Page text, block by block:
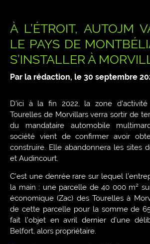
À L’ÉTROIT , AUTOJM
LE PAYS DE
S’INSTALLER À
Par la rédaction, le 30 septembre
D’ici à la fin 2022, la zone
Tourelles de Morvillars verra sortir de
du mandataire automobile
société vient de confirmer avoir
construire. Elle abandonnera les sites
et Audincourt.
C’est une denrée rare sur lequel
la main : une parcelle de 40 000 m²
économique (Zac) des Tourelles à
de cette parcelle pour la somme de
fait l’objet en avril dernier d’une
Belfort, alors propriétaire.